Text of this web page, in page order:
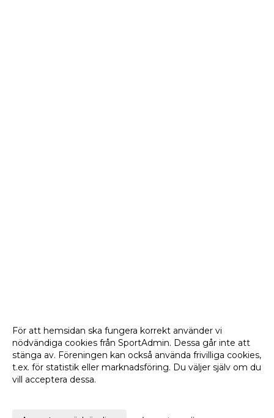
För att hemsidan ska fungera korrekt använder vi
nödvändiga cookies från SportAdmin. Dessa går inte att
stänga av. Föreningen kan också använda frivilliga cookies,
t.ex. för statistik eller marknadsföring. Du väljer själv om du
vill acceptera dessa.